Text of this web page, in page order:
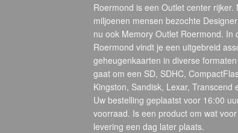
Roermond is een Outlet center
miljoenen mensen bezochte
nu ook Memory Outlet Roermond.
Roermond vindt je een uitgebreid
geheugenkaarten in diverse
gaat om een SD, SDHC,
Kingston, Sandisk, Lexar,
Uw bestelling geplaatst voor 16:00
voorraad. Is een product om wat
levering een dag later plaats.